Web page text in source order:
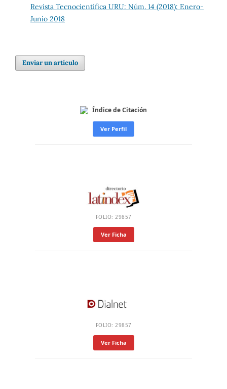
Revista Tecnocientífica URU: Núm. 14 (2018): Enero-
Junio 2018
Enviar un artículo
Índice de Citación
Ver Perfil
FOLIO: 29857
Ver Ficha
FOLIO: 29857
Ver Ficha